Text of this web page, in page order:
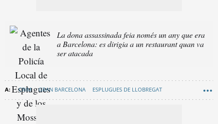
La dona assassinada feia només un any que era
a Barcelona: es dirigia a un restaurant quan va
ser atacada
CRIM GRAN BARCELONA ESPLUGUES DE LLOBREGAT
EDUARD SANZ